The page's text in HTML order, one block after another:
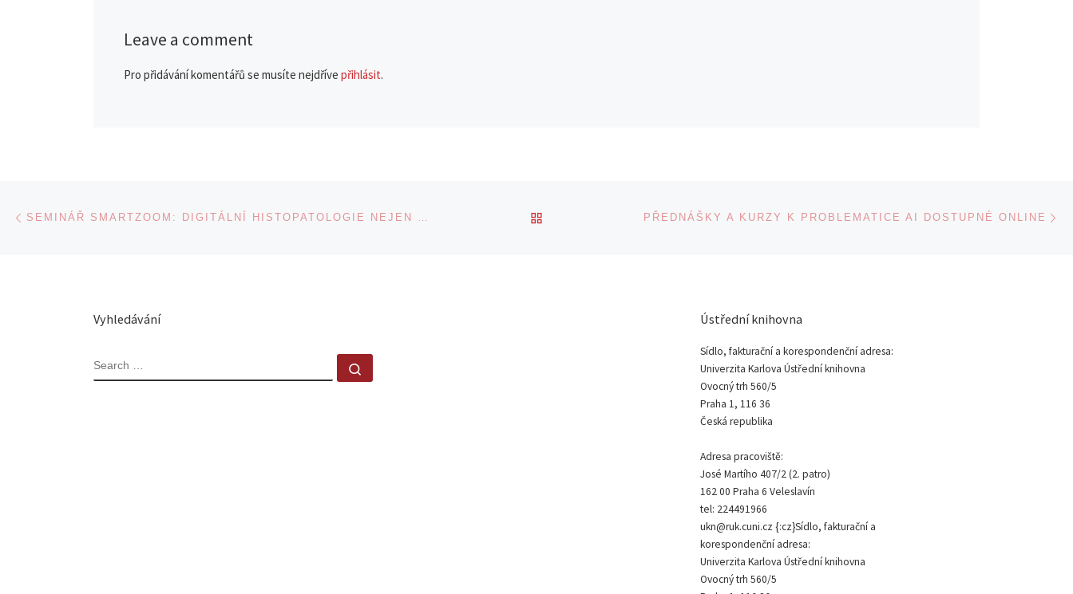
Leave a comment
Pro přidávání komentářů se musíte nejdříve přihlásit.
Navigace v příspěvcích SEMINÁŘ SMARTZOOM: DIGITÁLNÍ HISTOPATOLOGIE NEJEN K OBĚDU BACK TO POST LISTPŘEDNÁŠKY A KURZY K PROBLEMATICE AI DOSTUPNÉ ONLINE
Vyhledávání
SEARCH
Ústřední knihovna
Sídlo, fakturační a korespondenční adresa:
Univerzita Karlova Ústřední knihovna
Ovocný trh 560/5
Praha 1, 116 36
Česká republika
Adresa pracoviště:
José Martího 407/2 (2. patro)
162 00 Praha 6 Veleslavín
tel: 224491966
ukn@ruk.cuni.cz {:cz}Sídlo, fakturační a
korespondenční adresa:
Univerzita Karlova Ústřední knihovna
Ovocný trh 560/5